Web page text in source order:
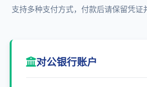
支持多种支付方式，付款后请保留凭证
对公银行账户